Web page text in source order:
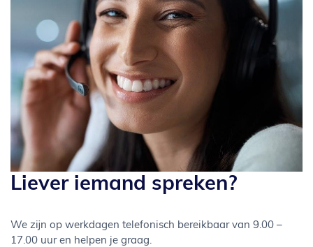
Liever iemand spreken?
We zijn op werkdagen telefonisch bereikbaar van 9.00 –
17.00 uur en helpen je graag.